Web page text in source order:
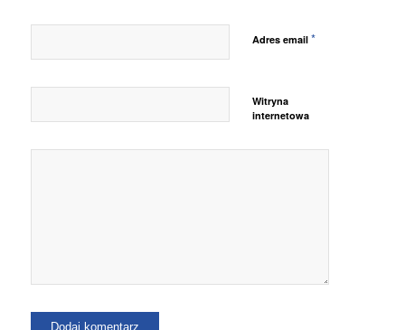
Adres email *
Witryna
internetowa